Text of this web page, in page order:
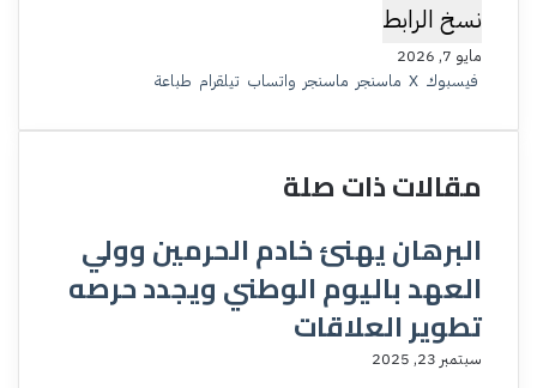
نسخ الرابط
مايو 7, 2026
فيسبوك ‫X ماسنجر ماسنجر واتساب تيلقرام طباعة
مقالات ذات صلة
البرهان يهنئ خادم الحرمين وولي
العهد باليوم الوطني ويجدد حرصه
تطوير العلاقات
سبتمبر 23, 2025